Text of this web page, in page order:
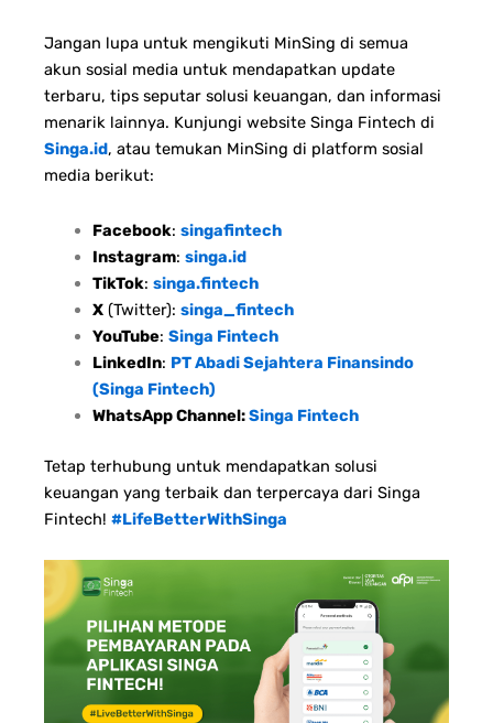
Jangan lupa untuk mengikuti MinSing di semua
akun sosial media untuk mendapatkan update
terbaru, tips seputar solusi keuangan, dan informasi
menarik lainnya. Kunjungi website Singa Fintech di
Singa.id, atau temukan MinSing di platform sosial
media berikut:
Facebook: singafintech
Instagram: singa.id
TikTok: singa.fintech
X(Twitter): singa_fintech
YouTube: Singa Fintech
LinkedIn: PT Abadi Sejahtera Finansindo
(Singa Fintech)
WhatsApp Channel:Singa Fintech
Tetap terhubung untuk mendapatkan solusi
keuangan yang terbaik dan terpercaya dari Singa
Fintech! #LifeBetterWithSinga